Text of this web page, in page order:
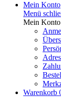
Mein Konto
Menü
Mein Konto
Warenkorb